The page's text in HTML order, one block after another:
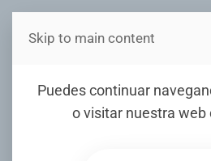
Estás en
Puedes continuar
o visitar nuestra web
Skip to main content
El Jet Set tenía
sobrecargado,